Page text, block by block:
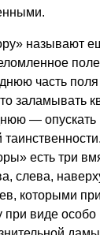
называют
часть
заламывать
— опускать
есть три
слева,
которыми
при виде особо